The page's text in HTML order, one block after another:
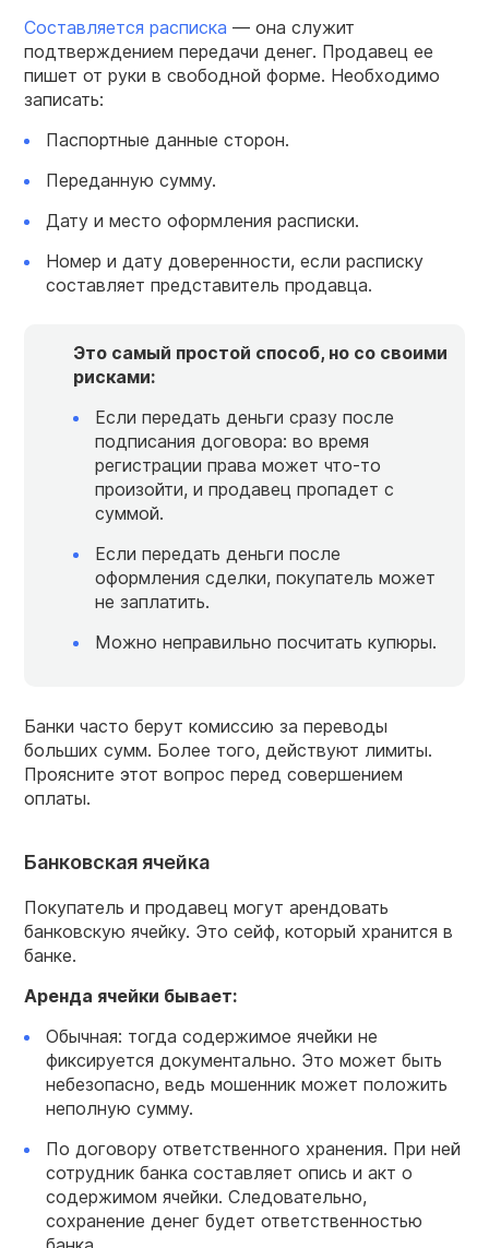
Составляется расписка — она служит
подтверждением передачи денег. Продавец ее
пишет от руки в свободной форме. Необходимо
записать:
Паспортные данные сторон.
Переданную сумму.
Дату и место оформления расписки.
Номер и дату доверенности, если расписку
составляет представитель продавца.
Это самый простой способ, но со своими
рисками:
Если передать деньги сразу после
подписания договора: во время
регистрации права может что-то
произойти, и продавец пропадет с
суммой.
Если передать деньги после
оформления сделки, покупатель может
не заплатить.
Можно неправильно посчитать купюры.
Банки часто берут комиссию за переводы
больших сумм. Более того, действуют лимиты.
Проясните этот вопрос перед совершением
оплаты.
Банковская ячейка
Покупатель и продавец могут арендовать
банковскую ячейку. Это сейф, который хранится в
банке.
Аренда ячейки бывает:
Обычная: тогда содержимое ячейки не
фиксируется документально. Это может быть
небезопасно, ведь мошенник может положить
неполную сумму.
По договору ответственного хранения. При ней
сотрудник банка составляет опись и акт о
содержимом ячейки. Следовательно,
сохранение денег будет ответственностью